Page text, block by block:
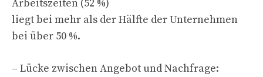
Arbeitszeiten (52 %)
liegt bei mehr als der Hälfte der Unternehmen
bei über 50 %.
– Lücke zwischen Angebot und Nachfrage: